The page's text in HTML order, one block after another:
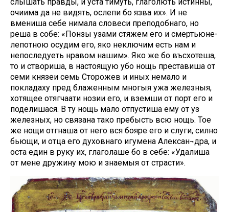
очиима да не видять, ослепи бо язва их». И не
вмениша себе нимала словеси преподобнаго, но
реша в собе: «Понзы узами стяжем его и смертьюне-
лепотною осудим его, яко неключим есть нам и
непоследуеть нравом нашим». Яко же бо въсхотеша,
то и створиша, в настоящую убо нощь преставиша от
семи князеи семь Сторожев и иных немало и
покладаху пред блаженным многыя ужа железныя,
хотящее отягчаати нозии его, и вземши от порт его и
поделишася. В ту нощь мало отпустиша ему от уз
железных, но связана тако пребысть всю нощь. Тое
же нощи отгнаша от него вся бояре его и слуги, силно
бьющи, и отца его духовнаго игумена Алексан¬дра, и
оста един в руку их, глаголаше бо в себе: «Удалиша
от мене дружину мою и знаемыя от страсти».